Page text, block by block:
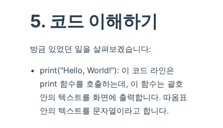
5. 코드 이해하기
방금 있었던 일을 살펴보겠습니다:
print("Hello, World!"): 이 코드 라인은
print 함수를 호출하는데, 이 함수는 괄호
안의 텍스트를 화면에 출력합니다. 따옴표
안의 텍스트를 문자열이라고 합니다.